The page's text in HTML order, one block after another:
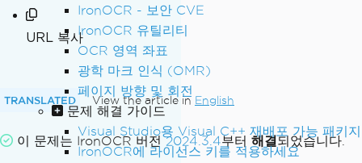
IronOCR - 보안 CVE
IronOCR 유틸리티
OCR 영역 좌표
광학 마크 인식 (OMR)
페이지 방향 및 회전
문제 해결 가이드
Visual Studio용 Visual C++ 재배포 가능 패키지
IronOCR에 라이선스 키를 적용하세요
URL 복사
TRANSLATED View the article in English
이 문제는 IronOCR 버전2024.3.4부터 해결되었습니다.